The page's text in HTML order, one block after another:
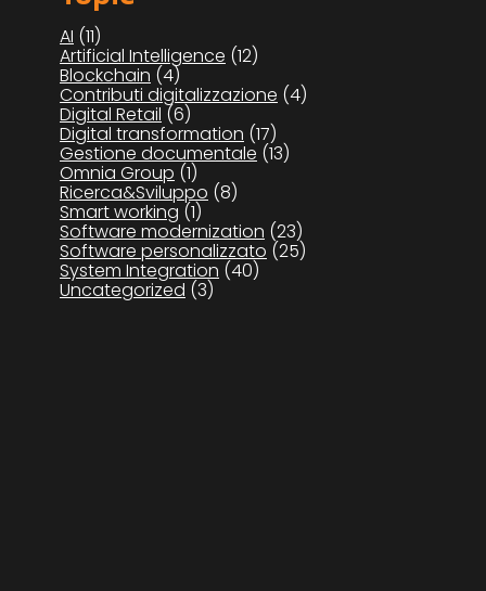
AI (11)
Artificial Intelligence (12)
Blockchain (4)
Contributi digitalizzazione (4)
Digital Retail (6)
Digital transformation (17)
Gestione documentale (13)
Omnia Group (1)
Ricerca&Sviluppo (8)
Smart working (1)
Software modernization (23)
Software personalizzato (25)
System Integration (40)
Uncategorized (3)